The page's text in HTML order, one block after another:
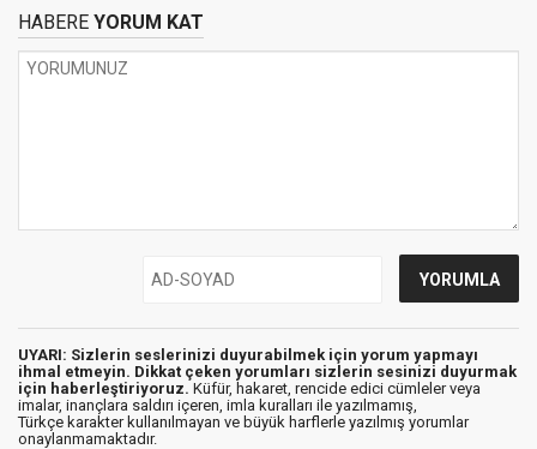
HABERE YORUM KAT
UYARI: Sizlerin seslerinizi duyurabilmek için yorum yapmayı
ihmal etmeyin. Dikkat çeken yorumları sizlerin sesinizi duyurmak
için haberleştiriyoruz. Küfür, hakaret, rencide edici cümleler veya
imalar, inançlara saldırı içeren, imla kuralları ile yazılmamış,
Türkçe karakter kullanılmayan ve büyük harflerle yazılmış yorumlar
onaylanmamaktadır.